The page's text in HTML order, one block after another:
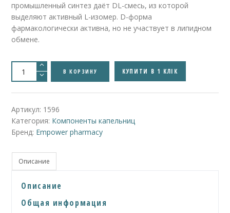
промышленный синтез даёт DL-смесь, из которой
выделяют активный L-изомер. D-форма
фармакологически активна, но не участвует в липидном
обмене.
Количество
товара
L-
Injection
Л-
Карнитин
в
инъекциях
)
В КОРЗИНУ КУПИТИ В 1 КЛІК
Артикул: 1596
Категория: Компоненты капельниц
Бренд: Empower pharmacy
Описание
Описание
Общая информация